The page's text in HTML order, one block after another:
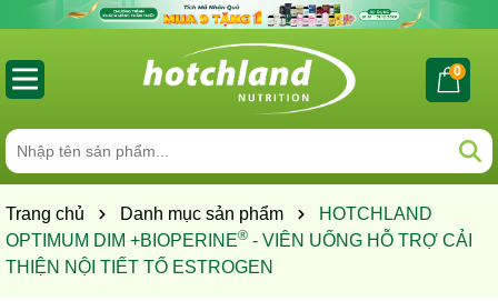
0
Trang chủ Danh mục sản phẩm
HOTCHLAND
OPTIMUM DIM +BIOPERINE® - VIÊN UỐNG HỖ TRỢ CẢI
THIỆN NỘI TIẾT TỐ ESTROGEN